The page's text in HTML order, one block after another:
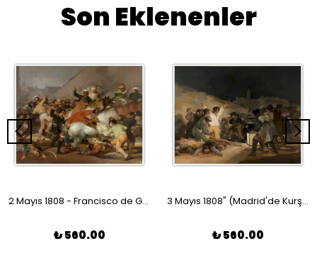
Son Eklenenler
2 Mayıs 1808 - Francisco de Goya Poster
₺ 560.00
3 Mayıs 1808" (Madrid'de Kurşuna Dizilenler) - Francisco de Goya Poster
₺ 560.00